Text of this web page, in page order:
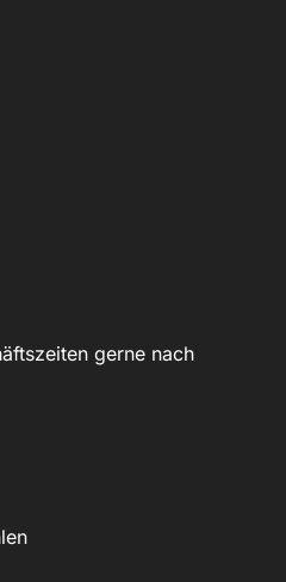
gerne nach